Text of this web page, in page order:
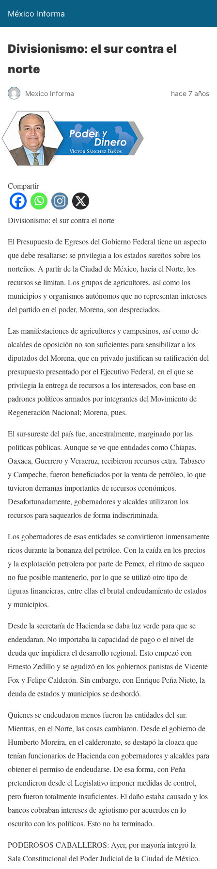
México Informa
Divisionismo: el sur contra el
norte
Mexico Informa hace 7 años
Compartir
Divisionismo: el sur contra el norte
El Presupuesto de Egresos del Gobierno Federal tiene un aspecto
que debe resaltarse: se privilegia a los estados sureños sobre los
norteños. A partir de la Ciudad de México, hacia el Norte, los
recursos se limitan. Los grupos de agricultores, así como los
municipios y organismos autónomos que no representan intereses
del partido en el poder, Morena, son despreciados.
Las manifestaciones de agricultores y campesinos, así como de
alcaldes de oposición no son suficientes para sensibilizar a los
diputados del Morena, que en privado justifican su ratificación del
presupuesto presentado por el Ejecutivo Federal, en el que se
privilegia la entrega de recursos a los interesados, con base en
padrones políticos armados por integrantes del Movimiento de
Regeneración Nacional; Morena, pues.
El sur-sureste del país fue, ancestralmente, marginado por las
políticas públicas. Aunque se ve que entidades como Chiapas,
Oaxaca, Guerrero y Veracruz, recibieron recursos extra. Tabasco
y Campeche, fueron beneficiados por la venta de petróleo, lo que
tuvieron derramas importantes de recursos económicos.
Desafortunadamente, gobernadores y alcaldes utilizaron los
recursos para saquearlos de forma indiscriminada.
Los gobernadores de esas entidades se convirtieron inmensamente
ricos durante la bonanza del petróleo. Con la caída en los precios
y la explotación petrolera por parte de Pemex, el ritmo de saqueo
no fue posible mantenerlo, por lo que se utilizó otro tipo de
figuras financieras, entre ellas el brutal endeudamiento de estados
y municipios.
Desde la secretaría de Hacienda se daba luz verde para que se
endeudaran. No importaba la capacidad de pago o el nivel de
deuda que impidiera el desarrollo regional. Esto empezó con
Ernesto Zedillo y se agudizó en los gobiernos panistas de Vicente
Fox y Felipe Calderón. Sin embargo, con Enrique Peña Nieto, la
deuda de estados y municipios se desbordó.
Quienes se endeudaron menos fueron las entidades del sur.
Mientras, en el Norte, las cosas cambiaron. Desde el gobierno de
Humberto Moreira, en el calderonato, se destapó la cloaca que
tenían funcionarios de Hacienda con gobernadores y alcaldes para
obtener el permiso de endeudarse. De esa forma, con Peña
pretendieron desde el Legislativo imponer medidas de control,
pero fueron totalmente insuficientes. El daño estaba causado y los
bancos cobraban intereses de agiotismo por acuerdos en lo
oscurito con los políticos. Esto no ha terminado.
PODEROSOS CABALLEROS: Ayer, por mayoría integró la
Sala Constitucional del Poder Judicial de la Ciudad de México.